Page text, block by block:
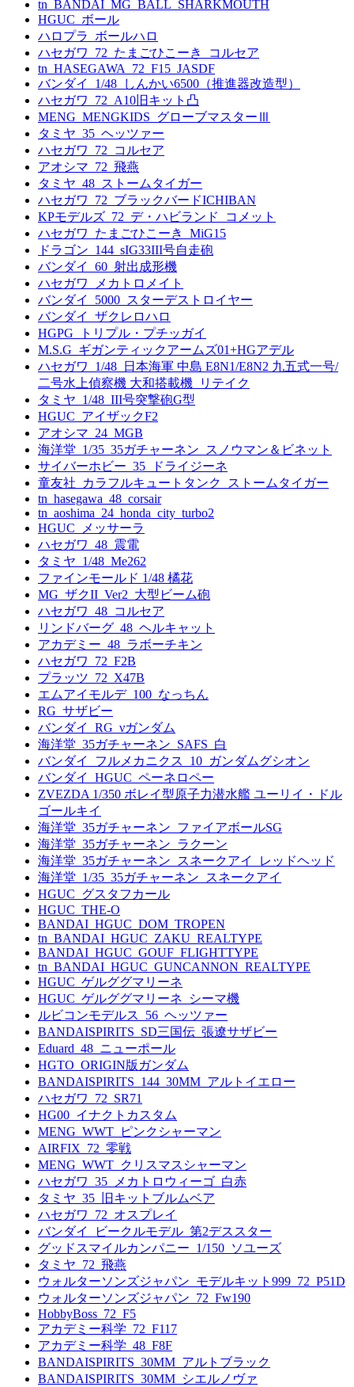
tn_BANDAI_MG_BALL_SHARKMOUTH
HGUC_ボール
ハロプラ_ボールハロ
ハセガワ_72_たまごひこーき_コルセア
tn_HASEGAWA_72_F15_JASDF
バンダイ_1/48_しんかい6500（推進器改造型）
ハセガワ_72_A10旧キット凸
MENG_MENGKIDS_グローブマスターⅢ
タミヤ_35_ヘッツァー
ハセガワ_72_コルセア
アオシマ_72_飛燕
タミヤ_48_ストームタイガー
ハセガワ_72_ブラックバードICHIBAN
KPモデルズ_72_デ・ハビランド_コメット
ハセガワ_たまごひこーき_MiG15
ドラゴン_144_sIG33III号自走砲
バンダイ_60_射出成形機
ハセガワ_メカトロメイト
バンダイ_5000_スターデストロイヤー
バンダイ_ザクレロハロ
HGPG_トリプル・プチッガイ
M.S.G_ギガンティックアームズ01+HGアデル
ハセガワ_1/48_日本海軍 中島 E8N1/E8N2 九五式一号/
二号水上偵察機 大和搭載機_リテイク
タミヤ_1/48_III号突撃砲G型
HGUC_アイザックF2
アオシマ_24_MGB
海洋堂_1/35_35ガチャーネン_スノウマン＆ビネット
サイバーホビー_35_ドライジーネ
童友社_カラフルキュートタンク_ストームタイガー
tn_hasegawa_48_corsair
tn_aoshima_24_honda_city_turbo2
HGUC_メッサーラ
ハセガワ_48_震電
タミヤ_1/48_Me262
ファインモールド 1/48 橘花
MG_ザクII_Ver2_大型ビーム砲
ハセガワ_48_コルセア
リンドバーグ_48_ヘルキャット
アカデミー_48_ラボーチキン
ハセガワ_72_F2B
プラッツ_72_X47B
エムアイモルデ_100_なっちん
RG_サザビー
バンダイ_RG_νガンダム
海洋堂_35ガチャーネン_SAFS_白
バンダイ_フルメカニクス_10_ガンダムグシオン
バンダイ_HGUC_ペーネロペー
ZVEZDA 1/350 ボレイ型原子力潜水艦 ユーリイ・ドル
ゴールキイ
海洋堂_35ガチャーネン_ファイアボールSG
海洋堂_35ガチャーネン_ラクーン
海洋堂_35ガチャーネン_スネークアイ_レッドヘッド
海洋堂_1/35_35ガチャーネン_スネークアイ
HGUC_グスタフカール
HGUC_THE-O
BANDAI_HGUC_DOM_TROPEN
tn_BANDAI_HGUC_ZAKU_REALTYPE
BANDAI_HGUC_GOUF_FLIGHTTYPE
tn_BANDAI_HGUC_GUNCANNON_REALTYPE
HGUC_ゲルググマリーネ
HGUC_ゲルググマリーネ_シーマ機
ルビコンモデルス_56_ヘッツァー
BANDAISPIRITS_SD三国伝_張遼サザビー
Eduard_48_ニューポール
HGTO_ORIGIN版ガンダム
BANDAISPIRITS_144_30MM_アルトイエロー
ハセガワ_72_SR71
HG00_イナクトカスタム
MENG_WWT_ピンクシャーマン
AIRFIX_72_零戦
MENG_WWT_クリスマスシャーマン
ハセガワ_35_メカトロウィーゴ_白赤
タミヤ_35_旧キットブルムベア
ハセガワ_72_オスプレイ
バンダイ_ビークルモデル_第2デススター
グッドスマイルカンパニー_1/150_ソユーズ
タミヤ_72_飛燕
ウォルターソンズジャパン_モデルキット999_72_P51D
ウォルターソンズジャパン_72_Fw190
HobbyBoss_72_F5
アカデミー科学_72_F117
アカデミー科学_48_F8F
BANDAISPIRITS_30MM_アルトブラック
BANDAISPIRITS_30MM_シエルノヴァ